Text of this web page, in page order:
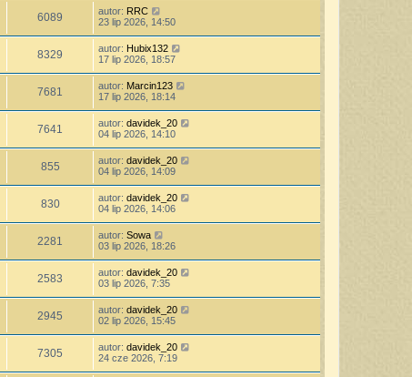
6089 autor: RRC
23 lip 2026, 14:50
8329 autor: Hubix132
17 lip 2026, 18:57
7681 autor: Marcin123
17 lip 2026, 18:14
7641 autor: davidek_20
04 lip 2026, 14:10
855 autor: davidek_20
04 lip 2026, 14:09
830 autor: davidek_20
04 lip 2026, 14:06
2281 autor: Sowa
03 lip 2026, 18:26
2583 autor: davidek_20
03 lip 2026, 7:35
2945 autor: davidek_20
02 lip 2026, 15:45
7305 autor: davidek_20
24 cze 2026, 7:19